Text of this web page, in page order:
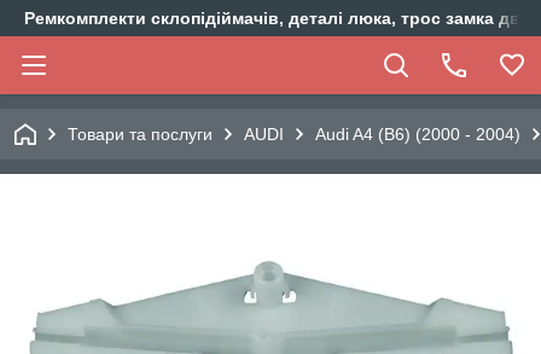
Ремкомплекти склопідіймачів, деталі люка, трос замка
Товари та послуги AUDI Audi A4 (B6) (2000 - 2004)